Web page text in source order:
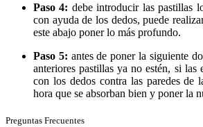
Paso 4: debe introducir las pastillas
con ayuda de los dedos, puede
este abajo poner lo más profundo.
Paso 5: antes de poner la siguiente
anteriores pastillas ya no estén, si las
con los dedos contra las paredes de
hora que se absorban bien y poner la
Preguntas Frecuentes